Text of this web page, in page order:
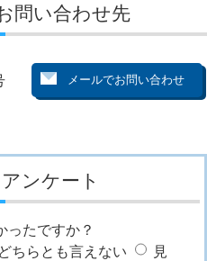
問い合わせ先
ンケート
ったですか？
どちらとも言えない
見